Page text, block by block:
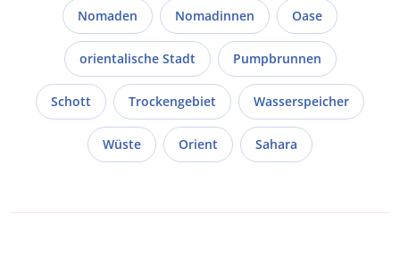
Nomaden Nomadinnen Oase
orientalische Stadt Pumpbrunnen
Schott Trockengebiet Wasserspeicher
Wüste Orient Sahara